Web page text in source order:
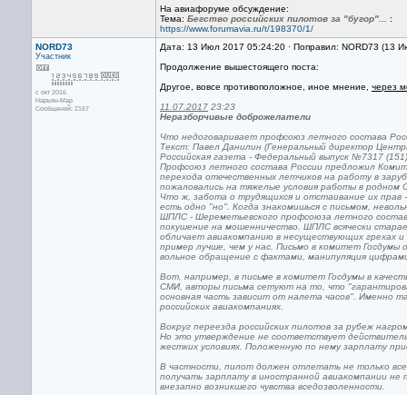
На авиафоруме обсуждение:
Тема: Бегство российских пилотов за "бугор"...
:
https://www.forumavia.ru/t/198370/1/
NORD73
Участник
с окт 2016
Нарьян-Мар
Сообщений: 2167
Дата: 13 Июл 2017 05:24:20 · Поправил: NORD73 (13
Продолжение вышестоящего поста:
Другое, вовсе противоположное, иное мнение, через
11.07.2017 23:23
Неразборчивые доброжелатели
Что недоговаривает профсоюз летного состава
Текст: Павел Данилин (Генеральный директор
Российская газета - Федеральный выпуск №7317 (151)
Профсоюз летного состава России предложил
перехода отечественных летчиков на работу в
пожаловались на тяжелые условия работы в родном
Что ж, забота о трудящихся и отстаивание их прав
есть одно "но". Когда знакомишься с письмом,
ШПЛС - Шереметьевского профсоюза летного
покушение на мошенничество. ШПЛС всячески
обличает авиакомпанию в несуществующих грехах
пример лучше, чем у нас. Письмо в комитет
вольное обращение с фактами, манипуляция
Вот, например, в письме в комитет Госдумы в
СМИ, авторы письма сетуют на то, что
основная часть зависит от налета часов". Именно
российских авиакомпаниях.
Вокруг переезда российских пилотов за рубеж
Но это утверждение не соответствует
жестких условиях. Положенную по нему зарплату
В частности, пилот должен отлетать не только
получать зарплату в иностранной авиакомпании
внезапно возникшего чувства вседозволенности.